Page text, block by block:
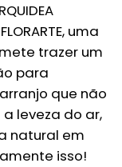
FLORARTE, uma
trazer um
para
que não
leveza do ar,
natural em
isso!